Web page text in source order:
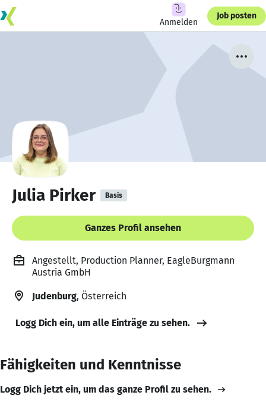
Anmelden
Job posten
Julia Pirker Basis
Ganzes Profil ansehen
Angestellt, Production Planner, EagleBurgmann
Austria GmbH
Judenburg, Österreich
Logg Dich ein, um alle Einträge zu sehen.
Fähigkeiten und Kenntnisse
Logg Dich jetzt ein, um das ganze Profil zu sehen.